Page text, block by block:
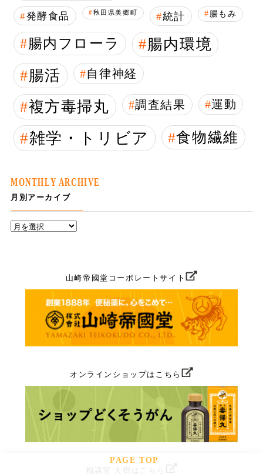
発酵食品 秋田県美郷町 統計 腸もみ
腸内フローラ
腸内環境
腸活
自律神経
複方毒掃丸 調査結果 運動
雑学・トリビア 食物繊維
MONTHLY ARCHIVE
月別アーカイブ
山崎帝國堂コーポレートサイト
オンラインショップはこちら
相談室 大樹はこちら
PAGE TOP